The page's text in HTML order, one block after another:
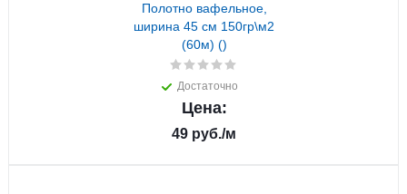
Полотно вафельное,
ширина 45 см 150гр\м2
(60м) ()
Достаточно
Цена:
49 руб./м